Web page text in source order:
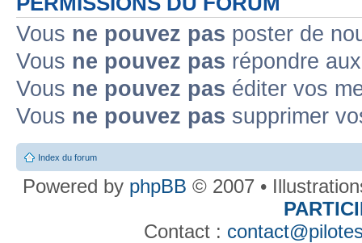
Vous ne pouvez pas poster de
Vous ne pouvez pas répondre
Vous ne pouvez pas éditer vos
Vous ne pouvez pas supprimer
Index du forum
Powered by phpBB © 2007 •
Contact :